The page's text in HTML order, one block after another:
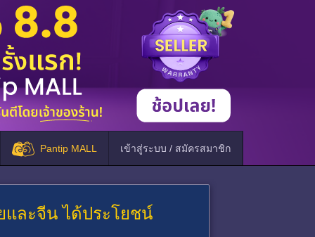
Pantip MALL เข้าสู่ระบบ / สมัครสมาชิก
และจีน ได้ประโยชน์